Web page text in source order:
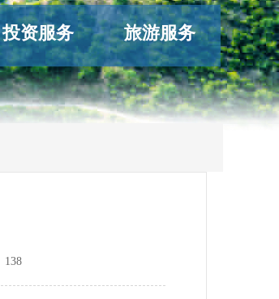
投资服务 旅游服务
138